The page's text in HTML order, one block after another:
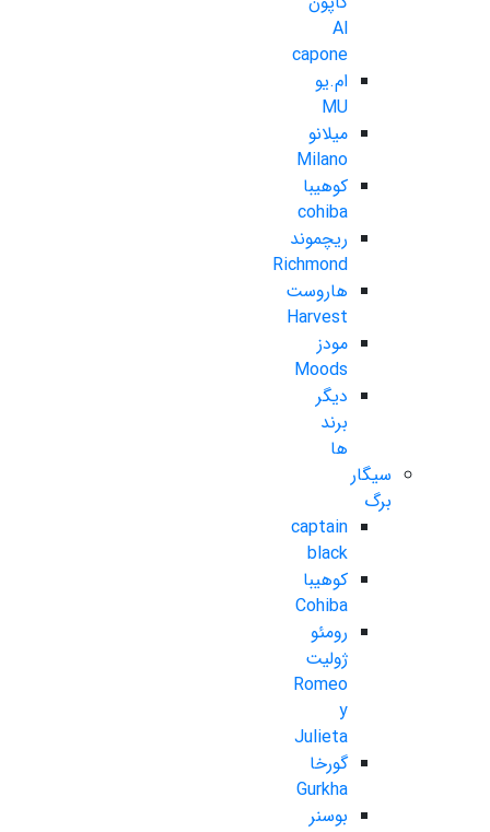
Al
capone
ام.یو
MU
میلانو
Milano
کوهیبا
cohiba
ریچموند
Richmond
هاروست
Harvest
مودز
Moods
دیگر
برند
ها
سیگار
برگ
captain
black
کوهیبا
Cohiba
رومئو
ژولیت
Romeo
y
Julieta
گورخا
Gurkha
بوسنر